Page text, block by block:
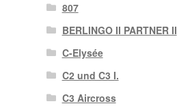
807
BERLINGO II PARTNER II
C-Elysée
C2 und C3 I.
C3 Aircross